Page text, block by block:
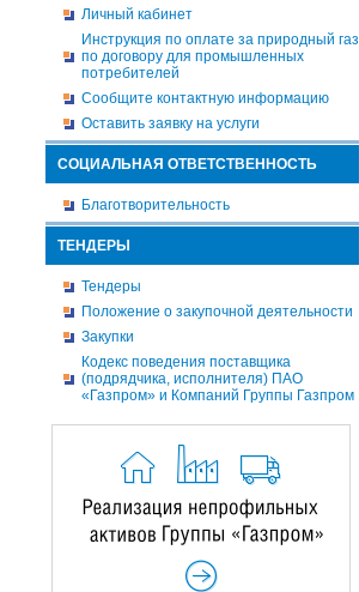
Личный кабинет
Инструкция по оплате за природный газ
по договору для промышленных
потребителей
Сообщите контактную информацию
Оставить заявку на услуги
СОЦИАЛЬНАЯ ОТВЕТСТВЕННОСТЬ
Благотворительность
ТЕНДЕРЫ
Тендеры
Положение о закупочной деятельности
Закупки
Кодекс поведения поставщика
(подрядчика, исполнителя) ПАО
«Газпром» и Компаний Группы Газпром